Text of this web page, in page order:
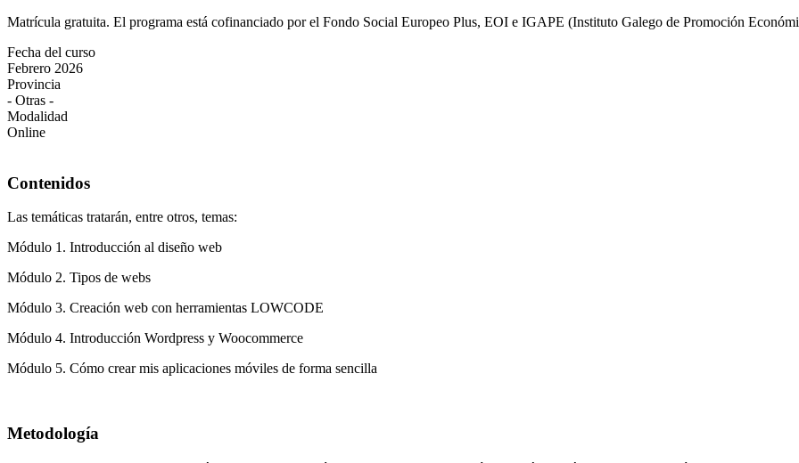
Matrícula gratuita. El programa está cofinanciado por el Fondo Social Europeo Plus, EOI e IGAPE (Instituto Galego de Promoción
Fecha del curso
Febrero 2026
Provincia
- Otras -
Modalidad
Online
Contenidos
Las temáticas tratarán, entre otros, temas:
Módulo 1. Introducción al diseño web
Módulo 2. Tipos de webs
Módulo 3. Creación web con herramientas LOWCODE
Módulo 4. Introducción Wordpress y Woocommerce
Módulo 5. Cómo crear mis aplicaciones móviles de forma sencilla
Metodología